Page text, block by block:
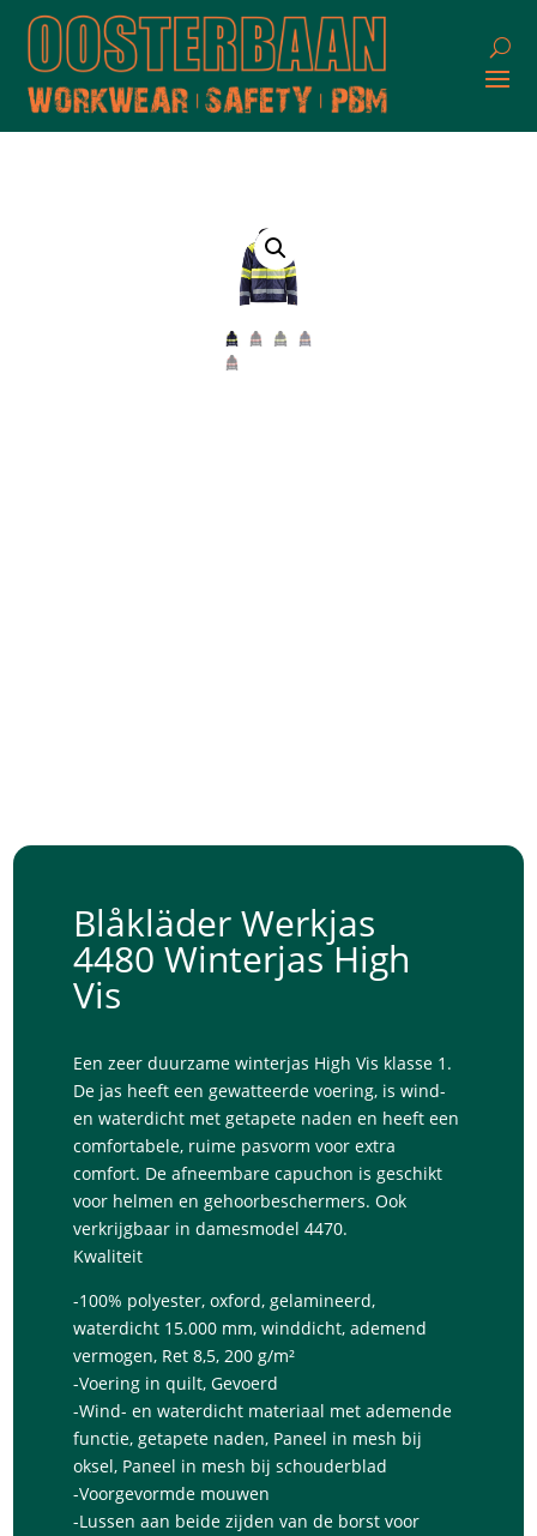
Blåkläder Werkjas
4480 Winterjas High
Vis
Een zeer duurzame winterjas High Vis klasse 1.
De jas heeft een gewatteerde voering, is wind-
en waterdicht met getapete naden en heeft een
comfortabele, ruime pasvorm voor extra
comfort. De afneembare capuchon is geschikt
voor helmen en gehoorbeschermers. Ook
verkrijgbaar in damesmodel 4470.
Kwaliteit
-100% polyester, oxford, gelamineerd,
waterdicht 15.000 mm, winddicht, ademend
vermogen, Ret 8,5, 200 g/m²
-Voering in quilt, Gevoerd
-Wind- en waterdicht materiaal met ademende
functie, getapete naden, Paneel in mesh bij
oksel, Paneel in mesh bij schouderblad
-Voorgevormde mouwen
-Lussen aan beide zijden van de borst voor